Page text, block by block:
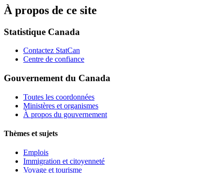
À propos de ce site
Statistique Canada
Contactez StatCan
Centre de confiance
Gouvernement du Canada
Toutes les coordonnées
Ministères et organismes
À propos du gouvernement
Thèmes et sujets
Emplois
Immigration et citoyenneté
Voyage et tourisme